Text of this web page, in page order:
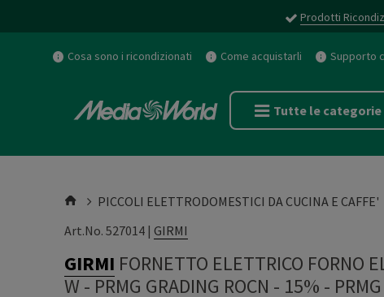
Prodotti
Cosa sono i ricondizionati Come acquistarli Supporto
Tutte le categorie
PICCOLI ELETTRODOMESTICI DA CUCINA E CAFFE'
Art.No. 527014 | GIRMI
GIRMI FORNETTO ELETTRICO
W - PRMG GRADING ROCN - 15% -